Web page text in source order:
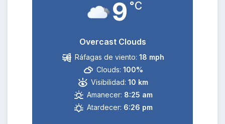
9 °C
Overcast Clouds
Ráfagas de viento: 18 mph
Clouds: 100%
Visibilidad: 10 km
Amanecer: 8:25 am
Atardecer: 6:26 pm